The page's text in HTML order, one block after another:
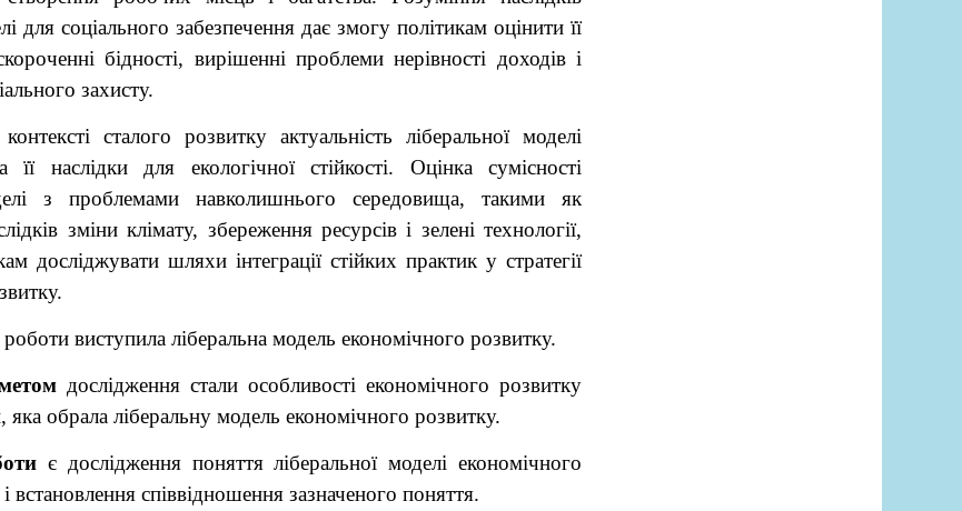
для соціального забезпечення дає змогу політикам оцінити її
бідності, вирішенні проблеми нерівності доходів і
захисту.
сталого розвитку актуальність ліберальної моделі
наслідки для екологічної стійкості. Оцінка сумісності
з проблемами навколишнього середовища, такими як
зміни клімату, збереження ресурсів і зелені технології,
досліджувати шляхи інтеграції стійких практик у стратегії
роботи виступила ліберальна модель економічного розвитку.
дослідження стали особливості економічного розвитку
яка обрала ліберальну модель економічного розвитку.
є дослідження поняття ліберальної моделі економічного
і встановлення співвідношення зазначеного поняття.